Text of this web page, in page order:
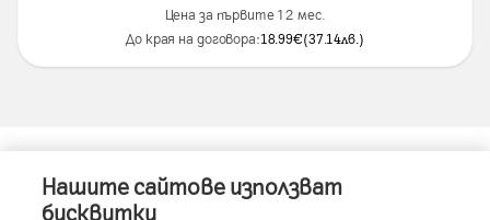
Цена за първите 12 мес.
До края на договора:18.99€(37.14лв.)
Информация за устройството
Нашите сайтове използват
бисквитки